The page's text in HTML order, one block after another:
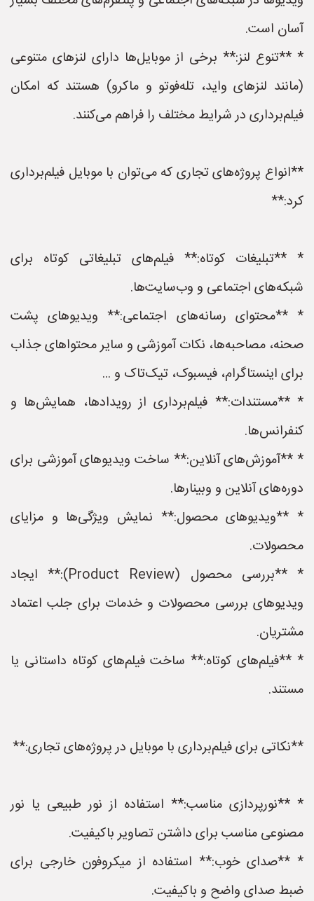
آسان است.
* **تنوع لنز:** برخی از موبایل‌ها دارای لنزهای متنوعی
(مانند لنزهای واید، تله‌فوتو و ماکرو) هستند که امکان
فیلم‌برداری در شرایط مختلف را فراهم می‌کنند.
**انواع پروژه‌های تجاری که می‌توان با موبایل فیلم‌برداری
کرد:**
* **تبلیغات کوتاه:** فیلم‌های تبلیغاتی کوتاه برای
شبکه‌های اجتماعی و وب‌سایت‌ها.
* **محتوای رسانه‌های اجتماعی:** ویدیوهای پشت
صحنه، مصاحبه‌ها، نکات آموزشی و سایر محتواهای جذاب
برای اینستاگرام، فیسبوک، تیک‌تاک و ...
* **مستندات:** فیلم‌برداری از رویدادها، همایش‌ها و
کنفرانس‌ها.
* **آموزش‌های آنلاین:** ساخت ویدیوهای آموزشی برای
دوره‌های آنلاین و وبینارها.
* **ویدیوهای محصول:** نمایش ویژگی‌ها و مزایای
محصولات.
* **بررسی محصول (Product Review):** ایجاد
ویدیوهای بررسی محصولات و خدمات برای جلب اعتماد
مشتریان.
* **فیلم‌های کوتاه:** ساخت فیلم‌های کوتاه داستانی یا
مستند.
**نکاتی برای فیلم‌برداری با موبایل در پروژه‌های تجاری:**
* **نورپردازی مناسب:** استفاده از نور طبیعی یا نور
مصنوعی مناسب برای داشتن تصاویر باکیفیت.
* **صدای خوب:** استفاده از میکروفون خارجی برای
ضبط صدای واضح و باکیفیت.